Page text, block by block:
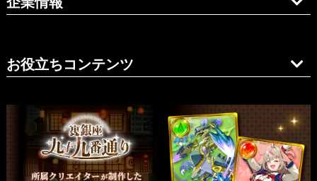
お役立ちコンテンツ